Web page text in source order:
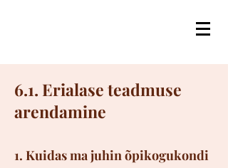
6.1. Erialase teadmuse
arendamine
1. Kuidas ma juhin õpikogukondi